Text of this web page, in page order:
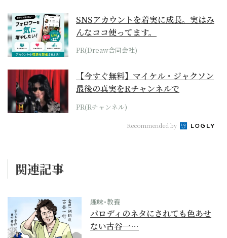
SNSアカウントを着実に成長。実はみ
んなココ使ってます。
PR(Dreaw合同会社)
【今すぐ無料】マイケル・ジャクソン
最後の真実をRチャンネルで
PR(Rチャンネル)
Recommended by
関連記事
趣味･教養
パロディのネタにされても色あせ
ない古谷一…